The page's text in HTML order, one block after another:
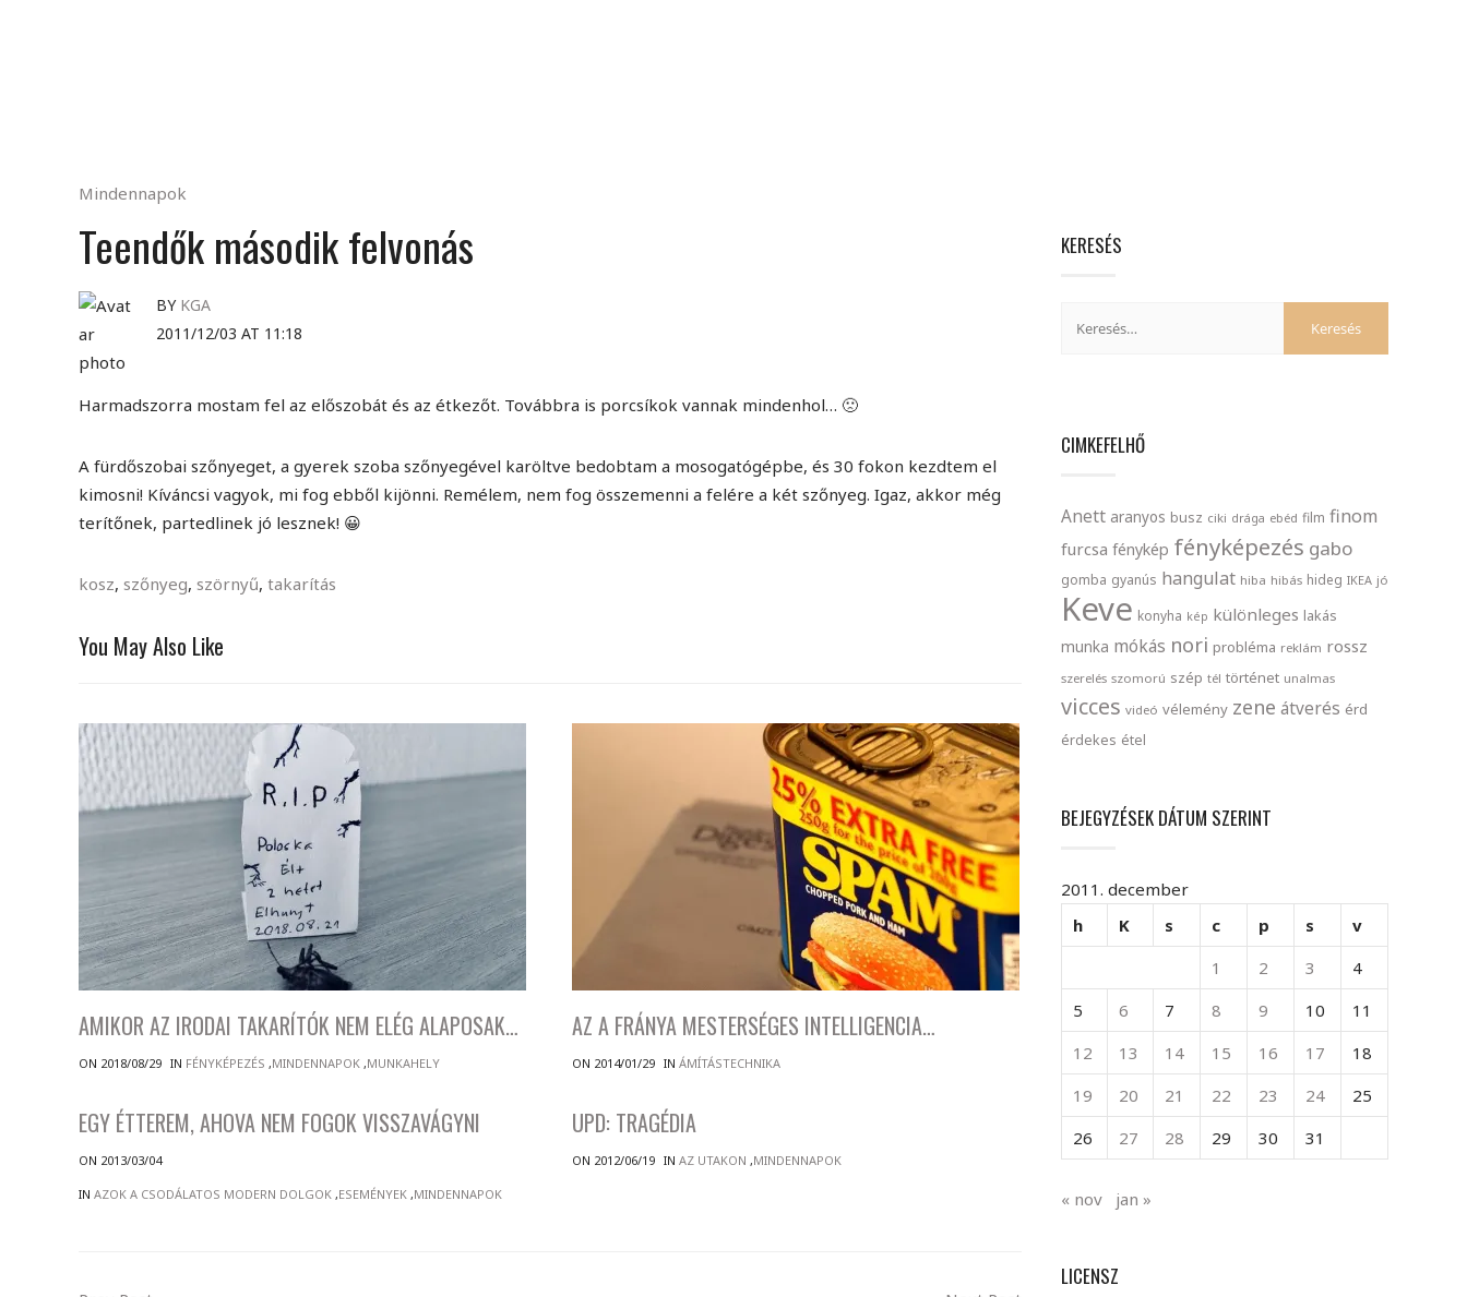
Mindennapok
Teendők második felvonás
BY KGA
2011/12/03 AT 11:18
Harmadszorra mostam fel az előszobát és az étkezőt. Továbbra is porcsíkok vannak mindenhol… 🙁
A fürdőszobai szőnyeget, a gyerek szoba szőnyegével karöltve bedobtam a mosogatógépbe, és 30 fokon kezdtem el
kimosni! Kíváncsi vagyok, mi fog ebből kijönni. Remélem, nem fog összemenni a felére a két szőnyeg. Igaz, akkor még
terítőnek, partedlinek jó lesznek! 😀
kosz, szőnyeg, szörnyű, takarítás
You May Also Like
AMIKOR AZ IRODAI TAKARÍTÓK NEM ELÉG ALAPOSAK…
ON 2018/08/29 IN FÉNYKÉPEZÉS ,MINDENNAPOK ,MUNKAHELY
AZ A FRÁNYA MESTERSÉGES INTELLIGENCIA…
ON 2014/01/29 INÁMÍTÁSTECHNIKA
EGY ÉTTEREM, AHOVA NEM FOGOK VISSZAVÁGYNI
ON 2013/03/04
IN AZOK A CSODÁLATOS MODERN DOLGOK ,ESEMÉNYEK ,MINDENNAPOK
UPD: TRAGÉDIA
ON 2012/06/19 INAZ UTAKON ,MINDENNAPOK
KERESÉS
CIMKEFELHŐ
Anett aranyos busz ciki drága ebéd film finom
furcsa fénykép fényképezés gabo
gomba gyanús hangulat hiba hibás hideg IKEA jó
Keve konyha kép különleges lakás
munka mókás nori probléma reklám rossz
szerelés szomorú szép tél történet unalmas
vicces videó vélemény zene átverés érd
érdekes étel
BEJEGYZÉSEK DÁTUM SZERINT
2011. december
h
K s c p s
v
1
2 3
4
5
6 7 8 9 10
11
12
13 14 15 16 17
18
19
20 21 22 23 24
25
26
27 28 29 30 31
« nov jan »
LICENSZ